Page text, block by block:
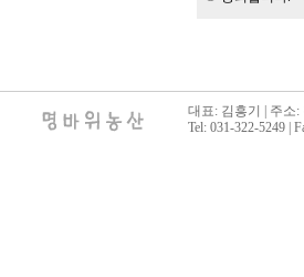
대표: 김흥기 | 주소
Tel: 031-322-5249 |